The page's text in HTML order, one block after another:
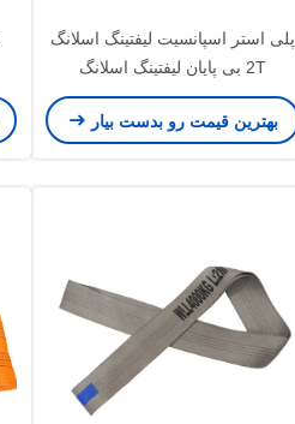
پلی استر اسپانسیت لیفتینگ اسلانگ
2T بی پایان لیفتینگ اسلانگ
بهترین قیمت رو بدست بیار